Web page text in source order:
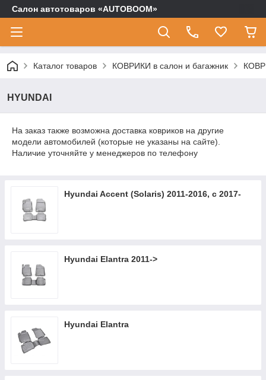
Салон автотоваров «AUTOBOOM»
Каталог товаров КОВРИКИ в салон и багажник
HYUNDAI
На заказ также возможна доставка ковриков на другие
модели автомобилей (которые не указаны на сайте).
Наличие уточняйте у менеджеров по телефону
Hyundai Accent (Solaris) 2011-2016, с 2017-
Hyundai Elantra 2011->
Hyundai Elantra